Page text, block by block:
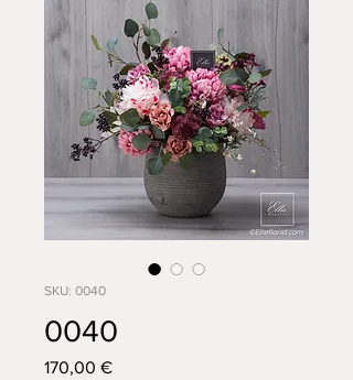
SKU: 0040
0040
170,00 €Price